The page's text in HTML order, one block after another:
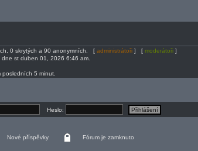
0 skrytých a 90 anonymních. [ administrátoři ] [ moderátoři ]
dne st duben 01, 2026 6:46 am.
5 minut.
Heslo:
Nové příspěvky Fórum je zamknuto